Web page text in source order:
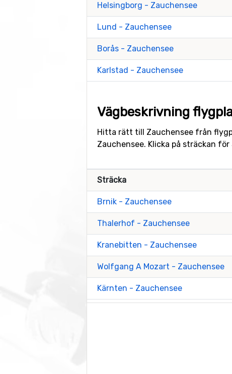
Helsingborg - Zauchensee
Lund - Zauchensee
Borås - Zauchensee
Karlstad - Zauchensee
Vägbeskrivning
Hitta rätt till Zauchensee från
Zauchensee. Klicka på sträckan
Sträcka
Brnik - Zauchensee
Thalerhof - Zauchensee
Kranebitten - Zauchensee
Wolfgang A Mozart - Zauchensee
Kärnten - Zauchensee